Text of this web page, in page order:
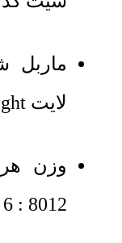
ماربل
لایت Back Light نیز موجود است
وزن
8012 : 6 کیلوگرم